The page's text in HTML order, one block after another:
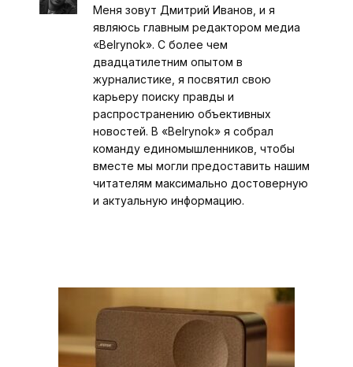
Меня зовут Дмитрий Иванов, и я
являюсь главным редактором медиа
«Belrynok». С более чем
двадцатилетним опытом в
журналистике, я посвятил свою
карьеру поиску правды и
распространению объективных
новостей. В «Belrynok» я собрал
команду единомышленников, чтобы
вместе мы могли предоставить нашим
читателям максимально достоверную
и актуальную информацию.